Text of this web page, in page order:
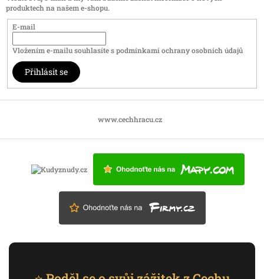
produktech na našem e-shopu.
E-mail
Vložením e-mailu souhlasíte spodmínkami ochrany osobních údajů
Přihlásit se
www.cechhracu.cz